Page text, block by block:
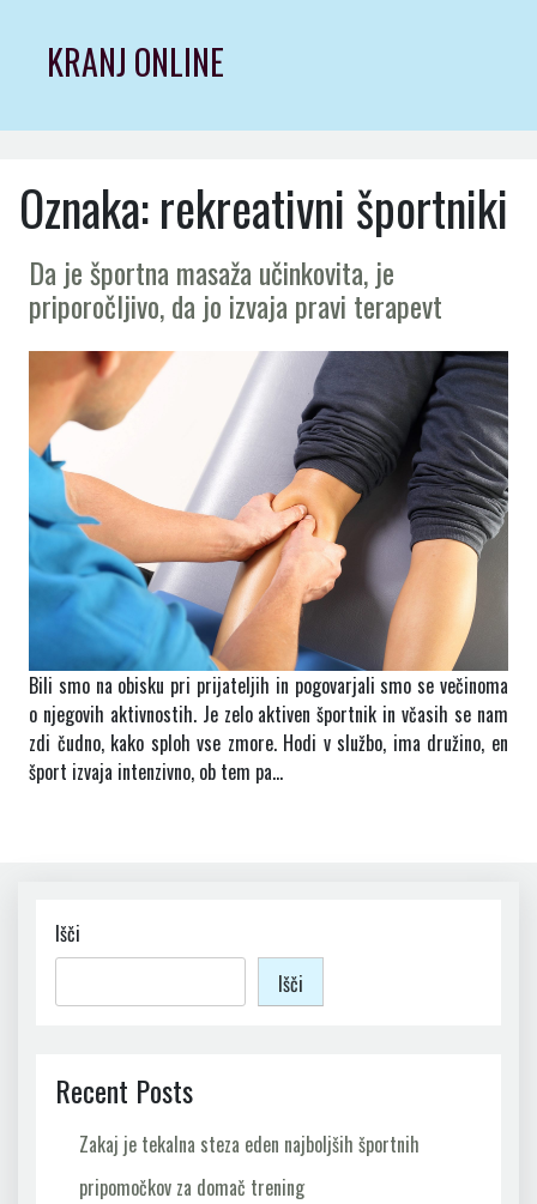
contentKRANJ ONLINE
Oznaka:rekreativni športniki
Da je športna masaža učinkovita, je
priporočljivo, da jo izvaja pravi terapevt
Bili smo na obisku pri prijateljih in pogovarjali smo se večinoma
o njegovih aktivnostih. Je zelo aktiven športnik in včasih se nam
zdi čudno, kako sploh vse zmore. Hodi v službo, ima družino, en
šport izvaja intenzivno, ob tem pa…
Išči
Išči
Recent Posts
Zakaj je tekalna steza eden najboljših športnih
pripomočkov za domač trening